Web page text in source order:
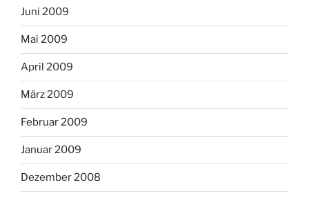
Juni 2009
Mai 2009
April 2009
März 2009
Februar 2009
Januar 2009
Dezember 2008